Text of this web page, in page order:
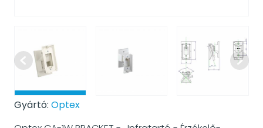
Gyártó: Optex